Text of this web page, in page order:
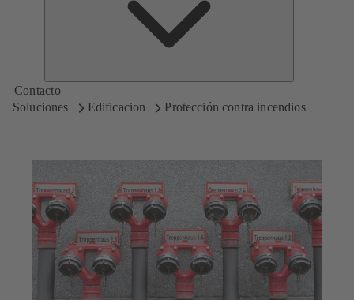
Contacto
Soluciones
Edificacion Protección contra incendios